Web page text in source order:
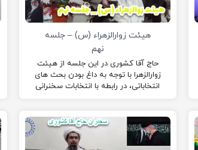
هیئت زوارالزهراء (س) – جلسه
نهم
حاج آقا کشوری در این جلسه از هیئت
زوارالزهرا با توجه به داغ بودن بحث های
انتخاباتی، در رابطه با انتخابات سخنرانی